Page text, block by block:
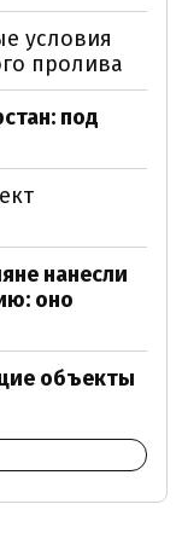
условия
пролива
под
нанесли
оно
объекты